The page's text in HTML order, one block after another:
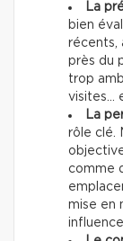
La
bien
récents,
près du
trop
visites…
La
rôle clé.
comme
mise en